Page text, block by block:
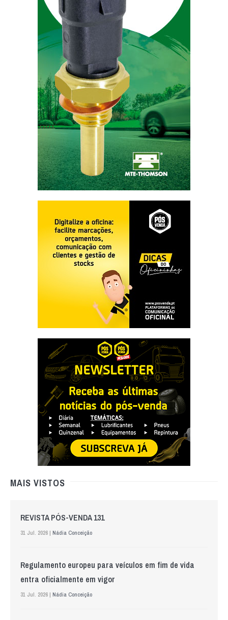
MAIS VISTOS
REVISTA PÓS-VENDA 131
31 Jul. 2026 | Nádia Conceição
Regulamento europeu para veículos em fim de vida
entra oficialmente em vigor
31 Jul. 2026 | Nádia Conceição